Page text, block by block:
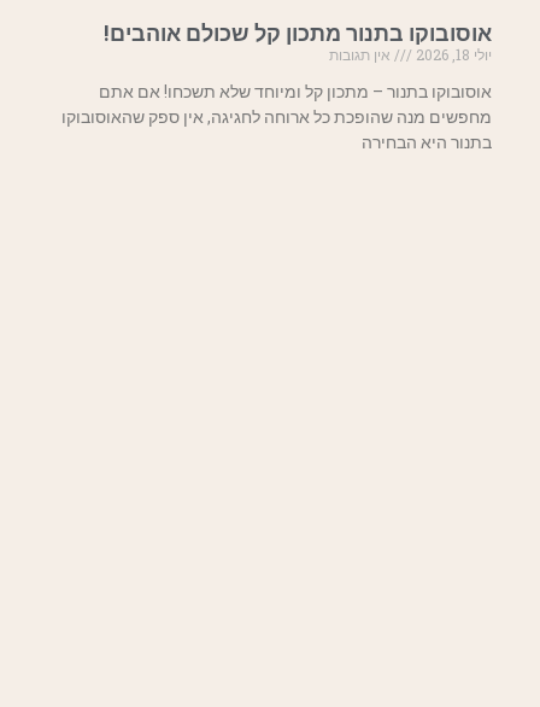
אוסובוקו בתנור מתכון קל שכולם אוהבים!
יולי 18, 2026
אין תגובות
אוסובוקו בתנור – מתכון קל ומיוחד שלא תשכחו! אם אתם
מחפשים מנה שהופכת כל ארוחה לחגיגה, אין ספק שהאוסובוקו
בתנור היא הבחירה